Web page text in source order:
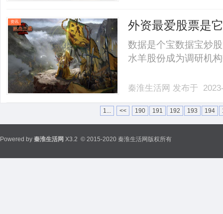
资讯
外资最爱股票是
增长低估值股被
数据是个宝数据宝炒
水羊股份成为调研机
秦淮生活网 发布于
1... << 190 191 192 193 194
Powered by 秦淮生活网 X3.2 © 2015-2020 秦淮生活网版权所有